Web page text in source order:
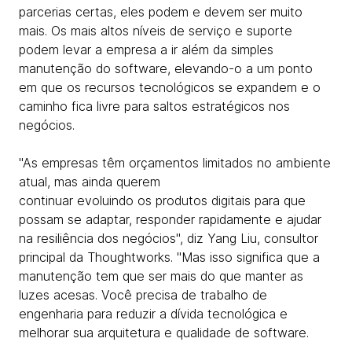
parcerias certas, eles podem e devem ser muito
mais. Os mais altos níveis de serviço e suporte
podem levar a empresa a ir além da simples
manutenção do software, elevando-o a um ponto
em que os recursos tecnológicos se expandem e o
caminho fica livre para saltos estratégicos nos
negócios.
"As empresas têm orçamentos limitados no ambiente
atual, mas ainda querem
continuar evoluindo os produtos digitais para que
possam se adaptar, responder rapidamente e ajudar
na resiliência dos negócios", diz Yang Liu, consultor
principal da Thoughtworks. "Mas isso significa que a
manutenção tem que ser mais do que manter as
luzes acesas. Você precisa de trabalho de
engenharia para reduzir a dívida tecnológica e
melhorar sua arquitetura e qualidade de software.